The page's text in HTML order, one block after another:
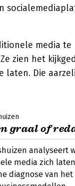
media
zien het
Die
graal of
analyseert
media zich
diagnose van